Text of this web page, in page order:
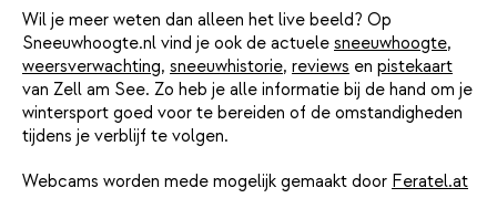
Wil je meer weten dan alleen het live beeld? Op
Sneeuwhoogte.nl vind je ook de actuele sneeuwhoogte,
weersverwachting, sneeuwhistorie, reviews en pistekaart
van Zell am See. Zo heb je alle informatie bij de hand om je
wintersport goed voor te bereiden of de omstandigheden
tijdens je verblijf te volgen.
Webcams worden mede mogelijk gemaakt door Feratel.at